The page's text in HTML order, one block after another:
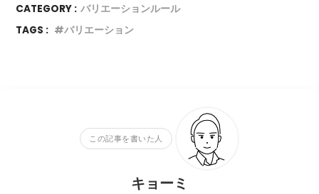
CATEGORY : バリエーションルール
TAGS :
バリエーション
この記事を書いた人
キョーミ